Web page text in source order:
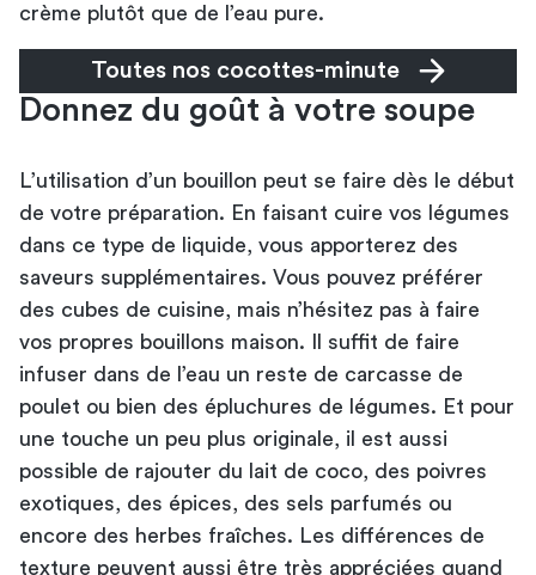
crème plutôt que de l’eau pure.
Toutes nos cocottes-minute
Donnez du goût à votre soupe
L’utilisation d’un bouillon peut se faire dès le début
de votre préparation. En faisant cuire vos légumes
dans ce type de liquide, vous apporterez des
saveurs supplémentaires. Vous pouvez préférer
des cubes de cuisine, mais n’hésitez pas à faire
vos propres bouillons maison. Il suffit de faire
infuser dans de l’eau un reste de carcasse de
poulet ou bien des épluchures de légumes. Et pour
une touche un peu plus originale, il est aussi
possible de rajouter du lait de coco, des poivres
exotiques, des épices, des sels parfumés ou
encore des herbes fraîches. Les différences de
texture peuvent aussi être très appréciées quand